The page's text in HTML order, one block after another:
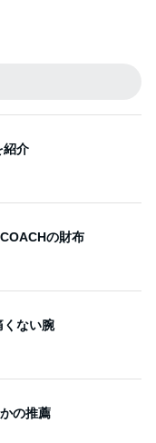
紹介
の財布
くない腕
の推薦